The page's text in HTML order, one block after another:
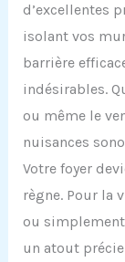
d’excellentes
isolant vos
barrière
indésirables.
ou même le
nuisances
Votre foyer
règne. Pour la
ou
un atout